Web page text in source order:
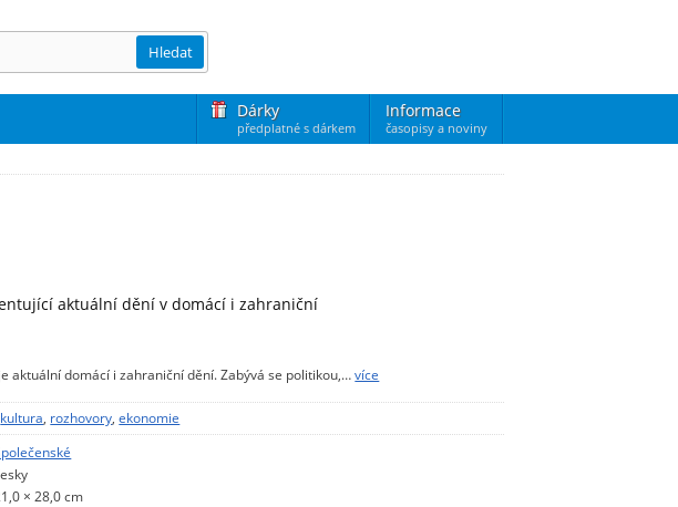
Dárky
předplatné s dárkem
Informace
časopisy a noviny
Hledat
aktuální dění v domácí i zahraniční
aktuální domácí i zahraniční dění. Zabývá se politikou,…více
kultura, rozhovory,ekonomie
× 28,0 cm